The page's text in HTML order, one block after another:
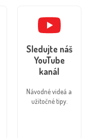
Sledujte náš
YouTube
kanál
Návodné videá a
užitočné tipy.